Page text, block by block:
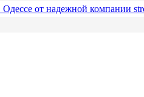
от надежной компании